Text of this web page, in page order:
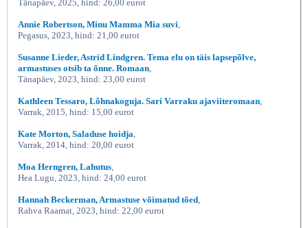
Tänapäev, 2025, hind: 26,00 eurot
Annie Robertson, Minu Mamma Mia suvi
Pegasus, 2023, hind: 21,00 eurot
Susanne Lieder, Astrid Lindgren. Tema elu on täis lapsepõlve,
armastuses otsib ta õnne. Romaan
Tänapäev, 2023, hind: 23,00 eurot
Kathleen Tessaro, Lõhnakoguja. Sari Varraku ajaviiteromaan
Varrak, 2015, hind: 15,00 eurot
Kate Morton, Saladuse hoidja
Varrak, 2014, hind: 20,00 eurot
Moa Herngren, Lahutus
Hea Lugu, 2023, hind: 24,00 eurot
Hannah Beckerman, Armastuse võimatud tõed
Rahva Raamat, 2023, hind: 22,00 eurot